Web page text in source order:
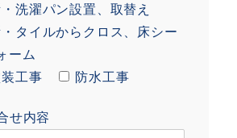
洗濯パン設置、取替え
タイルからクロス、床シー
ーム
工事
防水工事
せ内容